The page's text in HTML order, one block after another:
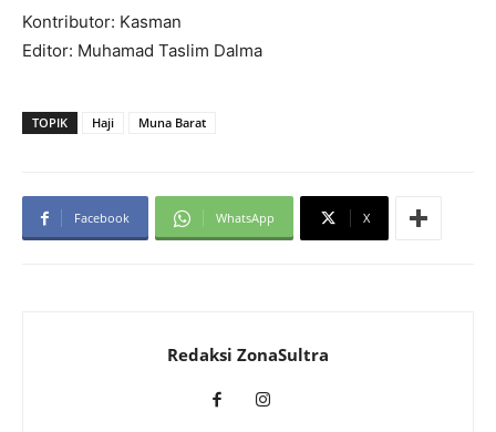
Kontributor: Kasman
Editor: Muhamad Taslim Dalma
TOPIK Haji Muna Barat
Facebook WhatsApp X
Redaksi ZonaSultra